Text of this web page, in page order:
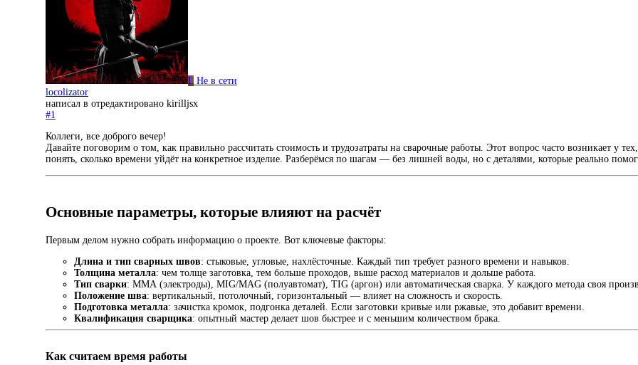
L Не в сети
locolizator
написал в отредактировано kirilljsx
#1
Коллеги, все доброго вечер!
Давайте поговорим о том, как правильно рассчитать стоимость и трудозатраты на сварочные работы. Этот вопрос часто возникает у
понять, сколько времени уйдёт на конкретное изделие. Разберёмся по шагам — без лишней воды, но с деталями, которые реально
Основные параметры, которые влияют на расчёт
Первым делом нужно собрать информацию о проекте. Вот ключевые факторы:
Длина и тип сварных швов: стыковые, угловые, нахлёсточные. Каждый тип требует разного времени и навыков.
Толщина металла: чем толще заготовка, тем больше проходов, выше расход материалов и дольше работа.
Тип сварки: ММА (электроды), MIG/MAG (полуавтомат), TIG (аргон) или автоматическая сварка. У каждого метода своя
Положение шва: вертикальный, потолочный, горизонтальный — влияет на сложность и скорость.
Подготовка металла: зачистка кромок, подгонка деталей. Если заготовки кривые или ржавые, это добавит времени.
Квалификация сварщика: опытный мастер делает шов быстрее и с меньшим количеством брака.
Как считаем время работы